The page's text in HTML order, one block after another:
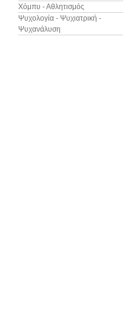
Χόμπυ - Αθλητισμός
Ψυχολογία - Ψυχιατρική -
Ψυχανάλυση